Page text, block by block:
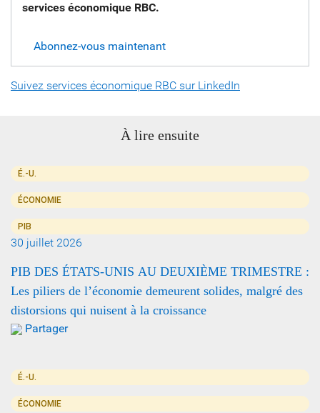
services économique RBC.
Abonnez-vous maintenant
Suivez services économique RBC sur LinkedIn
À lire ensuite
É.-U.
ÉCONOMIE
PIB
30 juillet 2026
PIB DES ÉTATS-UNIS AU DEUXIÈME TRIMESTRE :
Les piliers de l’économie demeurent solides, malgré des
distorsions qui nuisent à la croissance
Partager
É.-U.
ÉCONOMIE